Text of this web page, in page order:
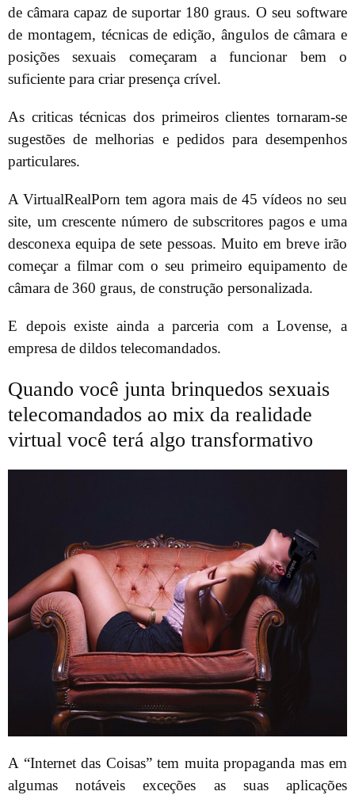
de câmara capaz de suportar 180 graus. O seu software
de montagem, técnicas de edição, ângulos de câmara e
posições sexuais começaram a funcionar bem o
suficiente para criar presença crível.
As criticas técnicas dos primeiros clientes tornaram-se
sugestões de melhorias e pedidos para desempenhos
particulares.
A VirtualRealPorn tem agora mais de 45 vídeos no seu
site, um crescente número de subscritores pagos e uma
desconexa equipa de sete pessoas. Muito em breve irão
começar a filmar com o seu primeiro equipamento de
câmara de 360 graus, de construção personalizada.
E depois existe ainda a parceria com a Lovense, a
empresa de dildos telecomandados.
Quando você junta brinquedos sexuais
telecomandados ao mix da realidade
virtual você terá algo transformativo
A “Internet das Coisas” tem muita propaganda mas em
algumas notáveis exceções as suas aplicações